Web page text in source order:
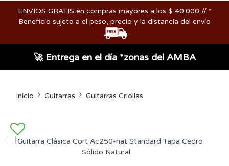
ENVIOS GRATIS en compras mayores a los $ 40.000 // *
Beneficio sujeto a el peso, precio y la distancia del envío
🚀 Entrega en el día *zonas del AMBA
Inicio Guitarras Guitarras Criollas